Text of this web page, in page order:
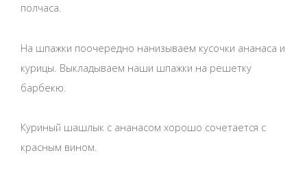
полчаса.
На шпажки поочередно нанизываем кусочки ананаса и
курицы. Выкладываем наши шпажки на решетку
барбекю.
Куриный шашлык с ананасом хорошо сочетается с
красным вином.